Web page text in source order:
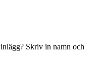
Skriv in namn och